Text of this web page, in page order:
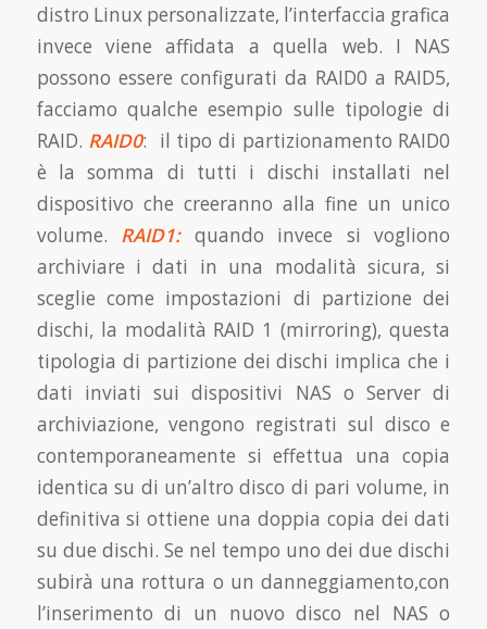
distro Linux personalizzate, l’interfaccia grafica
invece viene affidata a quella web. I NAS
possono essere configurati da RAID0 a RAID5,
facciamo qualche esempio sulle tipologie di
RAID. RAID0: il tipo di partizionamento RAID0
è la somma di tutti i dischi installati nel
dispositivo che creeranno alla fine un unico
volume. RAID1: quando invece si vogliono
archiviare i dati in una modalità sicura, si
sceglie come impostazioni di partizione dei
dischi, la modalità RAID 1 (mirroring), questa
tipologia di partizione dei dischi implica che i
dati inviati sui dispositivi NAS o Server di
archiviazione, vengono registrati sul disco e
contemporaneamente si effettua una copia
identica su di un’altro disco di pari volume, in
definitiva si ottiene una doppia copia dei dati
su due dischi. Se nel tempo uno dei due dischi
subirà una rottura o un danneggiamento,con
l’inserimento di un nuovo disco nel NAS o